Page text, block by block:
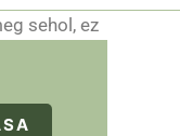
sehol, ez